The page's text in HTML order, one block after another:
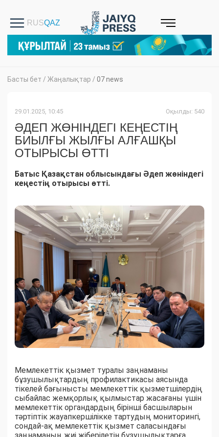
Басты бет / Жаңалықтар / 07 news
29.01.2025, 10:45 Оқылды: 540
ӘДЕП ЖӨНІНДЕГІ КЕҢЕСТІҢ
БИЫЛҒЫ ЖЫЛҒЫ АЛҒАШҚЫ
ОТЫРЫСЫ ӨТТІ
Батыс Қазақстан облысындағы Әдеп жөніндегі
кеңестің отырысы өтті.
Мемлекеттік қызмет туралы заңнаманы
бұзушылықтардың профилактикасы аясында
тікелей бағынысты мемлекеттік қызметшілердің
сыбайлас жемқорлық қылмыстар жасағаны үшін
мемлекеттік органдардың бірінші басшыларын
тәртіптік жауапкершілікке тартудың мониторингі,
сондай-ақ мемлекеттік қызмет саласындағы